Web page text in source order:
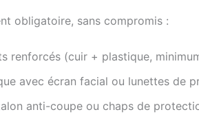
obligatoire, sans compromis :
renforcés (cuir + plastique,
avec écran facial ou lunettes de
anti-coupe ou chaps de